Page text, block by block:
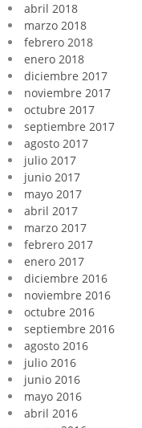
abril 2018
marzo 2018
febrero 2018
enero 2018
diciembre 2017
noviembre 2017
octubre 2017
septiembre 2017
agosto 2017
julio 2017
junio 2017
mayo 2017
abril 2017
marzo 2017
febrero 2017
enero 2017
diciembre 2016
noviembre 2016
octubre 2016
septiembre 2016
agosto 2016
julio 2016
junio 2016
mayo 2016
abril 2016